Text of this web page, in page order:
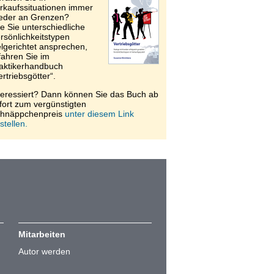
immer
an Grenzen?
Sie unterschiedliche
ansprechen,
Sie im
Dann können Sie das Buch ab
zum vergünstigten
unter diesem Link
Mitarbeiten
Autor werden